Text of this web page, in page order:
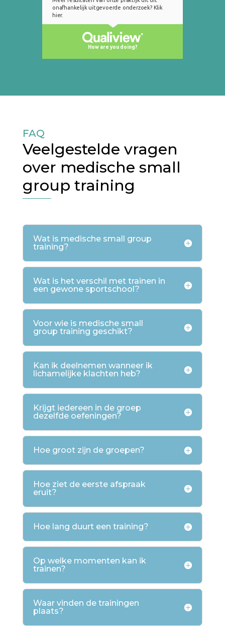
FAQ
Veelgestelde vragen
over medische small
group training
Wat is medische small group
training?
Wat is het verschil met trainen in
een gewone sportschool?
Voor wie is medische small
group training geschikt?
Kan ik deelnemen wanneer ik
lichamelijke klachten heb?
Krijgt iedereen in de groep
dezelfde oefeningen?
Hoe groot zijn de groepen?
Hoe ziet de eerste afspraak
eruit?
Hoe lang duurt een training?
Op welke momenten kan ik
trainen?
Waar vinden de trainingen
plaats?